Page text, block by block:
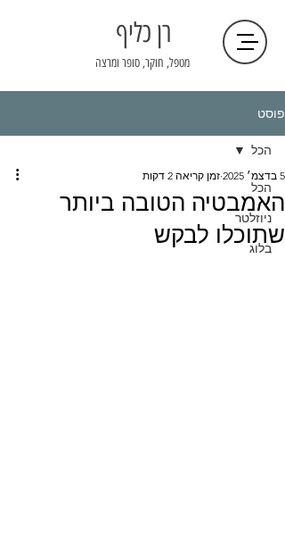
רן כליף
מטפל, חוקר, סופר ומרצה
פוסט
הכל
ניוזלטר
בלוג
הכל
האמבטיה הטובה ביותר
שתוכלו לבקש
5 בדצמ׳ 2025 זמן קריאה 2 דקות